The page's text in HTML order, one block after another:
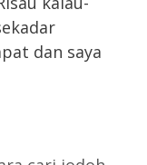
dan saya